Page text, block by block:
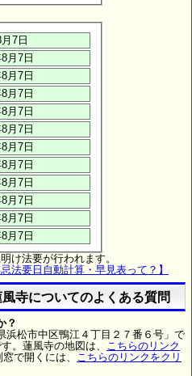
け法要が行われます。
法要日自動計算・早見表って？】
寺についてのよくある質問
？
浜松市中区鴨江４丁目２７番６号」で
。蓮風寺の地図は、 こちらのリンク
で開くには、 こちらのリンクをクリ